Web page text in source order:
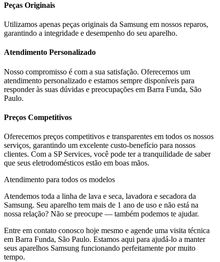
Peças Originais
Utilizamos apenas peças originais da Samsung em nossos reparos,
garantindo a integridade e desempenho do seu aparelho.
Atendimento Personalizado
Nosso compromisso é com a sua satisfação. Oferecemos um
atendimento personalizado e estamos sempre disponíveis para
responder às suas dúvidas e preocupações em Barra Funda, São
Paulo.
Preços Competitivos
Oferecemos preços competitivos e transparentes em todos os nossos
serviços, garantindo um excelente custo-benefício para nossos
clientes. Com a SP Services, você pode ter a tranquilidade de saber
que seus eletrodomésticos estão em boas mãos.
Atendimento para todos os modelos
Atendemos toda a linha de lava e seca, lavadora e secadora da
Samsung. Seu aparelho tem mais de 1 ano de uso e não está na
nossa relação? Não se preocupe — também podemos te ajudar.
Entre em contato conosco hoje mesmo e agende uma visita técnica
em Barra Funda, São Paulo. Estamos aqui para ajudá-lo a manter
seus aparelhos Samsung funcionando perfeitamente por muito
tempo.